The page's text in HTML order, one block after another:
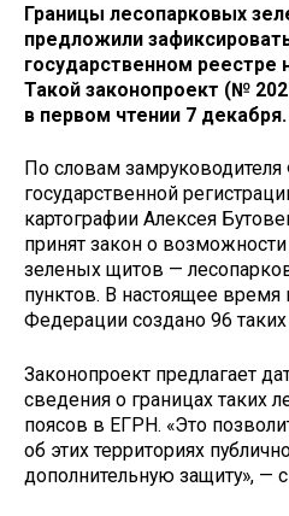
Границы лесопарковых
предложили
государственном
Такой законопроект (№
в первом чтении 7 декабря.
По словам
государственной
картографии Алексея
принят закон о
зеленых щитов —
пунктов. В настоящее время
Федерации создано 96 таких
Законопроект предлагает
сведения о границах таких
поясов в ЕГРН. «Это
об этих территориях
дополнительную защиту», —